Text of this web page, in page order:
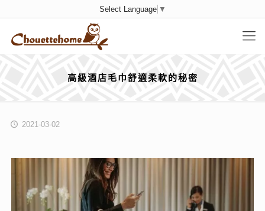
Select Language ▼
高級酒店毛巾舒適柔軟的秘密
2021-03-02